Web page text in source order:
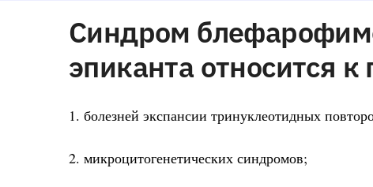
Синдром
эпиканта относится к
1. болезней экспансии тринуклеотидных
2. микроцитогенетических синдромов;